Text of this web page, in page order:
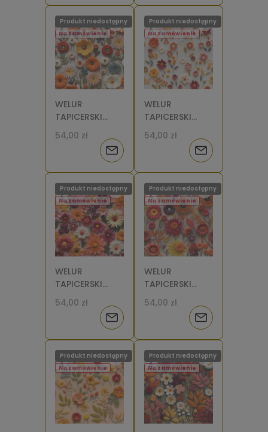
o
dostępności
o
dostępności
WELUR
TAPICERSKI
Kwiaty filcowe
13 [6]
54,00 zł
Na zamówienie
Produkt niedostępny
Powiadom
o
dostępności
WELUR
TAPICERSKI
Kwiaty filcowe
12 [6]
54,00 zł
Na zamówienie
Produkt niedostępny
Powiadom
o
dostępności
WELUR
TAPICERSKI
Kwiaty filcowe
11 [6]
54,00 zł
Na zamówienie
Produkt niedostępny
Powiadom
o
dostępności
WELUR
TAPICERSKI
Kwiaty filcowe
10 [6]
54,00 zł
Na zamówienie
Produkt niedostępny
Powiadom
o
dostępności
Na zamówienie
Produkt niedostępny
Na zamówienie
Produkt niedostępny